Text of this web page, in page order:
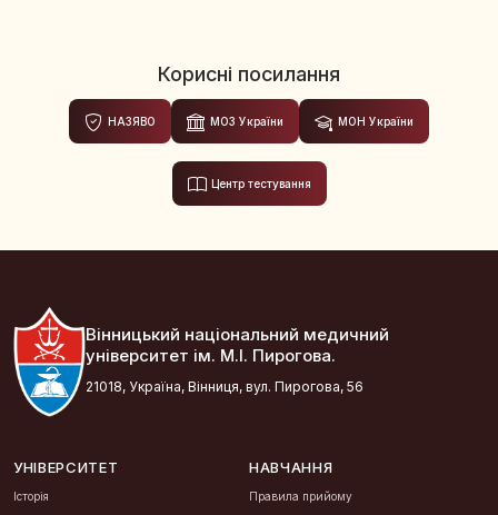
Корисні посилання
НАЗЯВО МОЗ України МОН України
Центр тестування
Вінницький національний медичний
університет ім. М.І. Пирогова.
21018, Україна, Вінниця, вул. Пирогова, 56
УНІВЕРСИТЕТ
Історія
НАВЧАННЯ
Правила прийому